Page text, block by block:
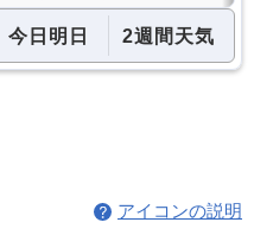
今日明日 2週間天気
アイコンの説明